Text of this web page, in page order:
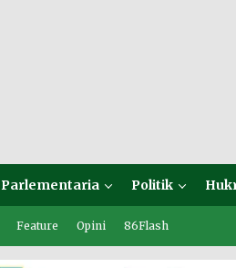
Parlementaria Politik
Feature Opini 86Flash